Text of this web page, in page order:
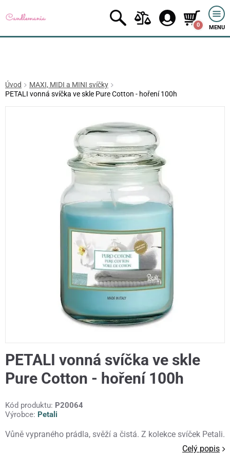
0 MENU
Úvod
MAXI, MIDI a MINI svíčky
PETALI vonná svíčka ve skle Pure Cotton - hoření 100h
PETALI vonná svíčka ve skle
Pure Cotton - hoření 100h
Kód produktu: P20064
Výrobce: Petali
Vůně vypraného prádla, svěží a čistá. Z kolekce svíček Petali.
Celý popis